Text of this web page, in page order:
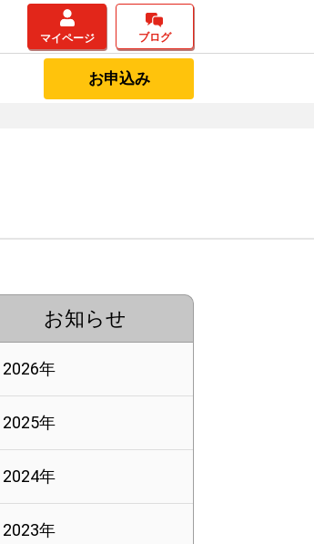
マイページ ブログ
お申込み
お知らせ
2026年
2025年
2024年
2023年